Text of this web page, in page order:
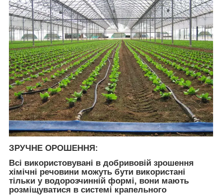
ЗРУЧНЕ ОРОШЕННЯ:
Всі використовувані в добривовій зрошення
хімічні речовини можуть бути використані
тільки у водорозчинній формі, вони мають
розміщуватися в системі крапельного